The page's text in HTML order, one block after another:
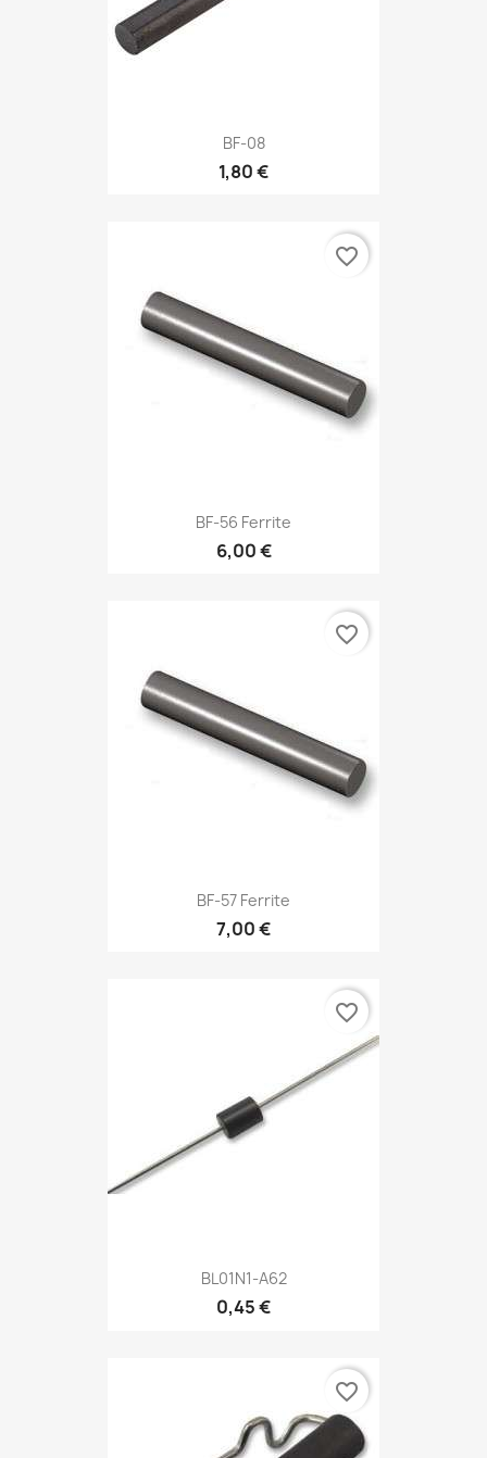
BF-08
1,80 €
BF-56 Ferrite
6,00 €
favorite_border
BF-57 Ferrite
7,00 €
favorite_border
BL01N1-A62
0,45 €
favorite_border
favorite_border